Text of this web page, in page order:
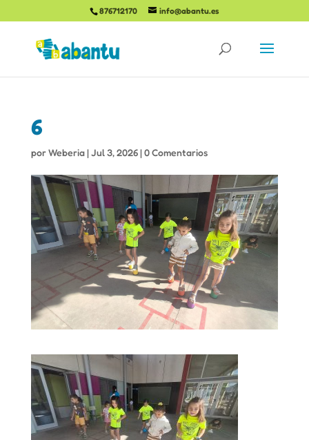
876712170 info@abantu.es
6
porWeberia|Jul 3, 2026|0 Comentarios